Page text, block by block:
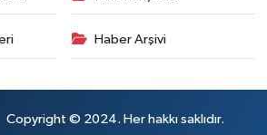
Haber Arşivi
Copyright © 2024. Her hakkı saklıdır.